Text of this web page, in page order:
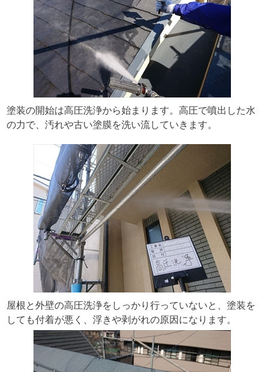
塗装の開始は高圧洗浄から始まります。高圧で噴出した水
の力で、汚れや古い塗膜を洗い流していきます。
屋根と外壁の高圧洗浄をしっかり行っていないと、塗装を
しても付着が悪く、浮きや剥がれの原因になります。